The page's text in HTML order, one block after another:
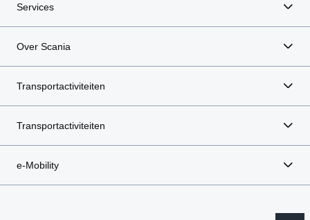
Services
Over Scania
Transportactiviteiten
Transportactiviteiten
e-Mobility